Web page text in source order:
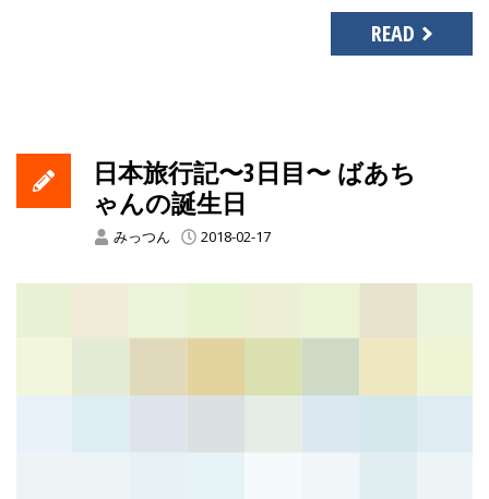
READ
日本旅行記〜3日目〜 ばあち
ゃんの誕生日
みっつん 2018-02-17